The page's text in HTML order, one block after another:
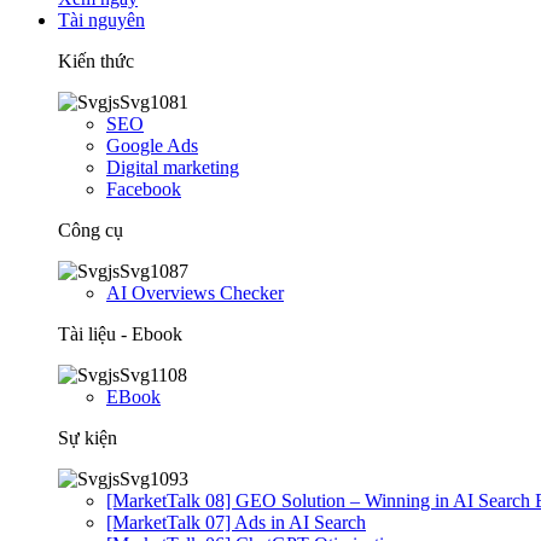
Tài nguyên
Kiến thức
SEO
Google Ads
Digital marketing
Facebook
Công cụ
AI Overviews Checker
Tài liệu - Ebook
EBook
Sự kiện
[MarketTalk 08] GEO Solution – Winning in AI Search
[MarketTalk 07] Ads in AI Search